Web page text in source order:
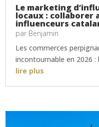
Le marketing
locaux : collaborer
influenceurs
par Benjamin
Les commerces
incontournable en 2026
lire plus